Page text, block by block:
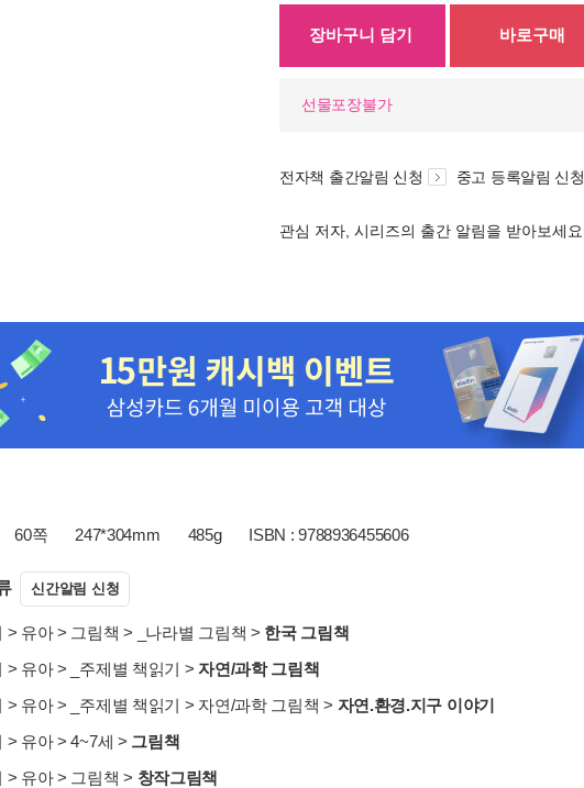
장바구니 담기 바로구매
선물포장불가
전자책 출간알림 신청 중고 등록알림 신청
관심 저자, 시리즈의 출간 알림을 받아보세요
60쪽 247*304mm 485g ISBN : 9788936455606
신간알림 신청
> 유아> 그림책 > _나라별 그림책 > 한국 그림책
> 유아> _주제별 책읽기 >자연/과학 그림책
> 유아> _주제별 책읽기 > 자연/과학 그림책 > 자연.환경.지구 이야기
> 유아>4~7세 > 그림책
> 유아> 그림책 > 창작그림책